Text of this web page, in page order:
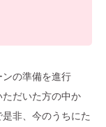
の準備を進行
だいた方の中か
非、今のうちにた